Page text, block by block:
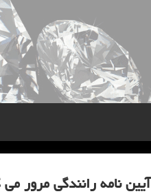
نامه رانندگی مرور